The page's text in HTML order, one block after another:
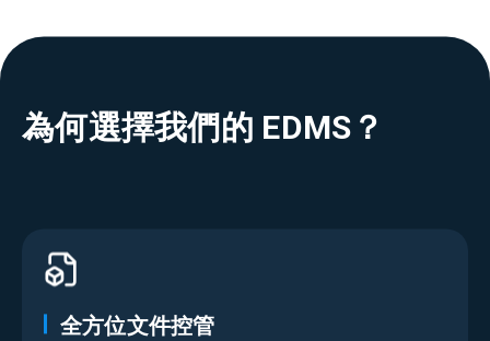
為何選擇我們的 EDMS？
全方位文件控管